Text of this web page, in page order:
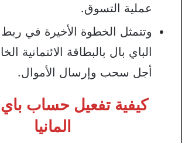
عملية التسوق.
وتتمثل الخطوة الأخيرة في
الباي بال بالبطاقة الائتمانية
أجل سحب وإرسال الأموال.
كيفية تفعيل حساب
المانيا